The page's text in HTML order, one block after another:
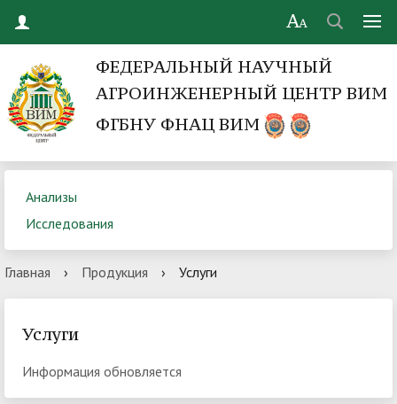
ФЕДЕРАЛЬНЫЙ НАУЧНЫЙ
АГРОИНЖЕНЕРНЫЙ ЦЕНТР ВИМ
ФГБНУ ФНАЦ ВИМ
Анализы
Исследования
Главная › Продукция › Услуги
Услуги
Информация обновляется